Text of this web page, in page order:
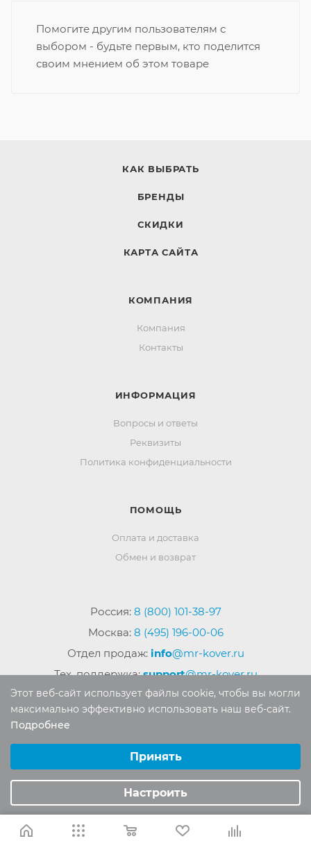
Помогите другим пользователям с
выбором - будьте первым, кто поделится
своим мнением об этом товаре
КАК ВЫБРАТЬ
БРЕНДЫ
СКИДКИ
КАРТА САЙТА
КОМПАНИЯ
Компания
Контакты
ИНФОРМАЦИЯ
Вопросы и ответы
Реквизиты
Политика конфиденциальности
ПОМОЩЬ
Оплата и доставка
Обмен и возврат
Россия: 8 (800) 101-38-97
Москва: 8 (495) 196-00-06
Отдел продаж: info@mr-kover.ru
Тех. поддержка:support@mr-kover.ru
материалов сайта без письменного разрешения
запрещено.
Этот веб-сайт использует файлы cookie, чтобы вы могли
максимально эффективно использовать наш веб-сайт.
Подробнее
Аналитические/Функциональные
Принять
Настроить